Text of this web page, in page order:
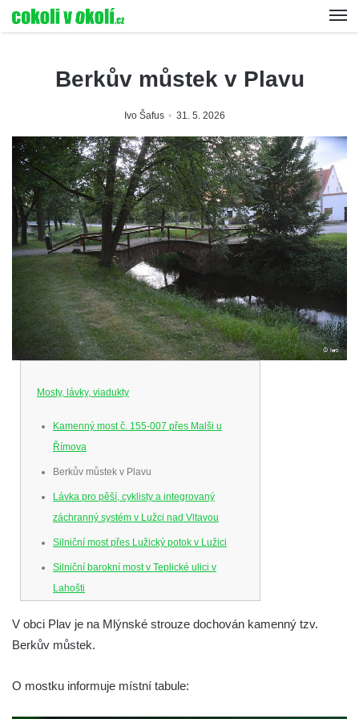
Berkův můstek v Plavu
Ivo Šafus 31. 5. 2026
Mosty, lávky, viadukty
Kamenný most č. 155-007 přes Malši u
Římova
Berkův můstek v Plavu
Lávka pro pěší, cyklisty a integrovaný
záchranný systém v Lužci nad Vltavou
Silniční most přes Lužický potok v Lužici
Silniční barokní most v Teplické ulici v
Lahošti
Silniční most v ulici T. G. Masaryka v Lokti
ve Šluknově
V obci Plav je na Mlýnské strouze dochován kamenný tzv.
Berkův můstek.
O mostku informuje místní tabule: